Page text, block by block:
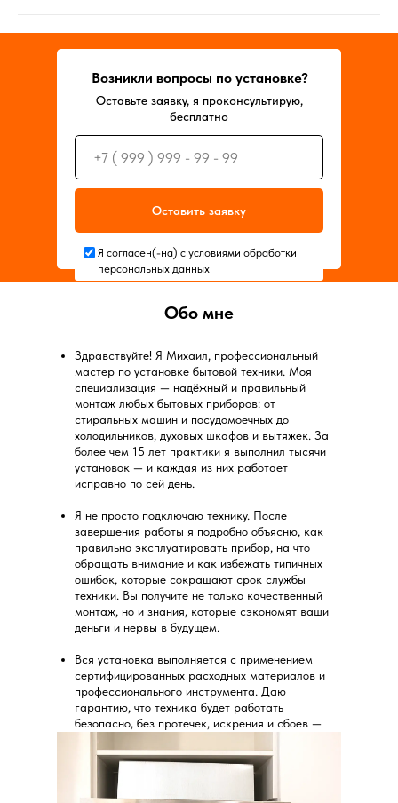
Оставить заявку
Я согласен(-на) с условиями обработки
персональных данных
Оставьте заявку, я проконсультирую,
бесплатно
Возникли вопросы по установке?
Обо мне
Здравствуйте! Я Михаил, профессиональный
мастер по установке бытовой техники. Моя
специализация — надёжный и правильный
монтаж любых бытовых приборов: от
стиральных машин и посудомоечных до
холодильников, духовых шкафов и вытяжек. За
более чем 15 лет практики я выполнил тысячи
установок — и каждая из них работает
исправно по сей день.
Я не просто подключаю технику. После
завершения работы я подробно объясню, как
правильно эксплуатировать прибор, на что
обращать внимание и как избежать типичных
ошибок, которые сокращают срок службы
техники. Вы получите не только качественный
монтаж, но и знания, которые сэкономят ваши
деньги и нервы в будущем.
Вся установка выполняется с применением
сертифицированных расходных материалов и
профессионального инструмента. Даю
гарантию, что техника будет работать
безопасно, без протечек, искрения и сбоев —
Нужна консультация или хотите записаться на
установку? Звоните — с радостью помогу